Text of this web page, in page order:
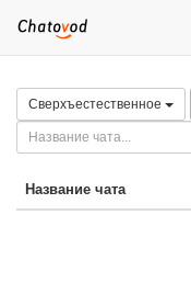
Сверхъестественное
Название чата